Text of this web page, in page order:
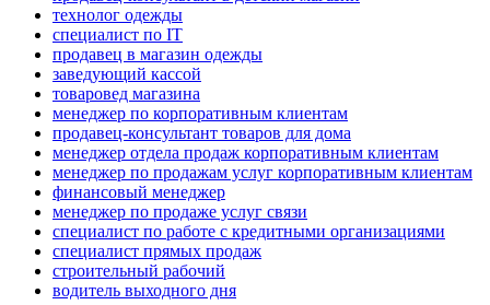
технолог одежды
специалист по IT
продавец в магазин одежды
заведующий кассой
товаровед магазина
менеджер по корпоративным клиентам
продавец-консультант товаров для дома
менеджер отдела продаж корпоративным клиентам
менеджер по продажам услуг корпоративным клиентам
финансовый менеджер
менеджер по продаже услуг связи
специалист по работе с кредитными организациями
специалист прямых продаж
строительный рабочий
водитель выходного дня